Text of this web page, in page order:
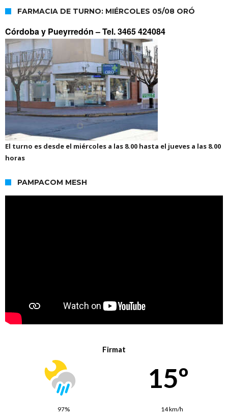
FARMACIA DE TURNO: MIÉRCOLES 05/08 ORÓ
Córdoba y Pueyrredón –Tel. 3465 424084
El turno es desde el miércoles a las 8.00 hasta el jueves a las 8.00
horas
PAMPACOM MESH
Firmat
15º
97% 14 km/h